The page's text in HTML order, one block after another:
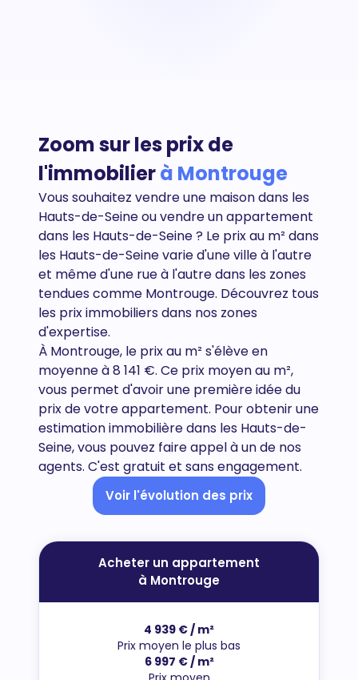
Zoom sur les prix de
l'immobilierà Montrouge
Vous souhaitez vendre une maison dans les
Hauts-de-Seine ou vendre un appartement
dans les Hauts-de-Seine? Le prix au m² dans
les Hauts-de-Seine varie d'une ville à l'autre
et même d'une rue à l'autre dans les zones
tendues comme Montrouge. Découvrez tous
les prix immobiliers dans nos zones
d'expertise.
À Montrouge, le prix au m² s'élève en
moyenne à 8 141 €. Ce prix moyen au m²,
vous permet d'avoir une première idée du
prix de votre appartement. Pour obtenir une
estimation immobilière dans les Hauts-de-
Seine, vous pouvez faire appel à un de nos
agents. C'est gratuit et sans engagement.
Voir l'évolution des prix
Acheter un appartement
à Montrouge
4 939 € / m²
Prix moyen le plus bas
6 997 € / m²